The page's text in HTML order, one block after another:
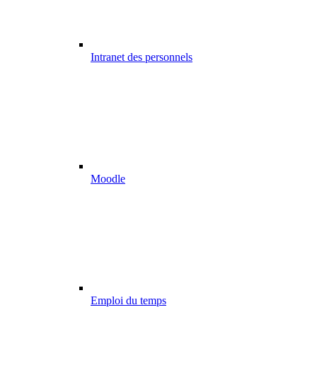
Intranet des personnels
Moodle
Emploi du temps